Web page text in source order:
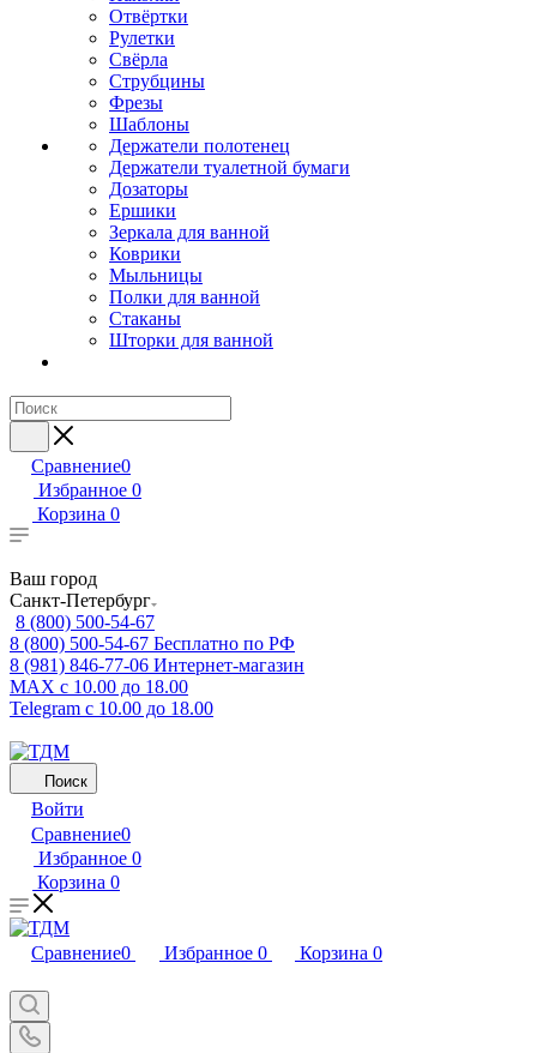
Отвёртки
Рулетки
Свёрла
Струбцины
Фрезы
Шаблоны
Держатели полотенец
Держатели туалетной бумаги
Дозаторы
Ершики
Зеркала для ванной
Коврики
Мыльницы
Полки для ванной
Стаканы
Шторки для ванной
Сравнение0
Избранное 0
Корзина 0
Ваш город
Санкт-Петербург
8 (800) 500-54-67
8 (800) 500-54-67 Бесплатно по РФ
8 (981) 846-77-06 Интернет-магазин
MAX с 10.00 до 18.00
Telegram с 10.00 до 18.00
Поиск
Войти
Сравнение0
Избранное 0
Корзина 0
Сравнение0 Избранное 0 Корзина 0